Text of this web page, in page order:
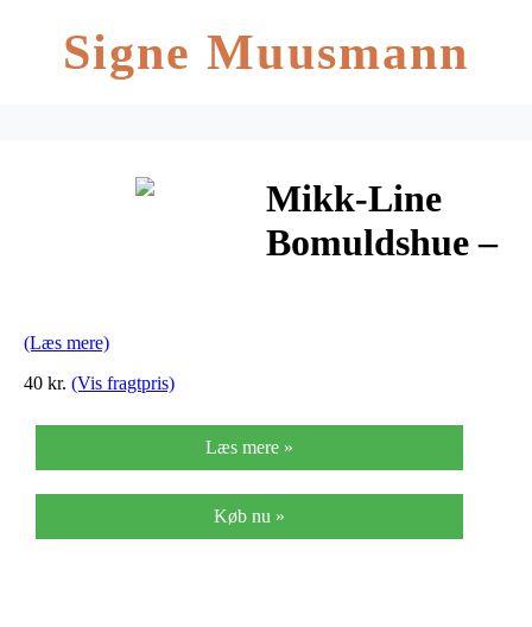
Signe Muusmann
Mikk-Line
Bomuldshue –
(Læs mere)
40 kr. (Vis fragtpris)
Læs mere »
Køb nu »